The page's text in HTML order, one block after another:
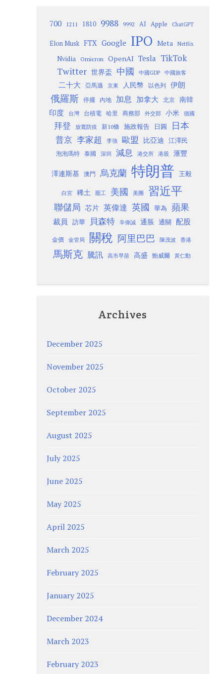
700 1211 1810 9988 9992 AI Apple ChatGPT
Elon Musk FTX Google IPO Meta Netflix
Nvidia Omicron OpenAI Tesla TikTok
Twitter 世界盃 中國 中國GDP 中國旅客
二十大 亞馬遜 京東 人民幣 以色列 伊朗
俄羅斯 停擺 內地 加息 加拿大 北京
南韓
印度
台灣 台積電 哈里 商務部 外交部 小米 德國
拜登 放寬防疫 新10條 施政報告 日圓 日本
普京 李家超 李強 歐盟 比亞迪 江澤民
泡泡瑪特 泰國 深圳 減息 港交所 港股 滙豐
澤連斯基 澳門 烏克蘭 特朗普 王毅
白宮 稀土 罷工 美國 美團 習近平
聯儲局 芯片 英偉達 英國 華為 蘋果
裁員 訪華 貝森特 辛偉誠 通脹 通關 配股
金價 金管局 關稅 阿里巴巴 陳茂波 香港
馬斯克 騰訊 高市早苗 高盛 鮑威爾 黃仁勳
Archives
December 2025
November 2025
October 2025
September 2025
August 2025
July 2025
June 2025
May 2025
April 2025
March 2025
February 2025
January 2025
December 2024
March 2023
February 2023